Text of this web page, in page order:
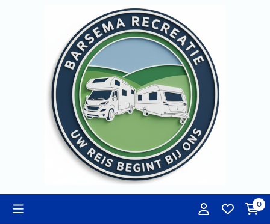
Cookievoorkeuren zijn momenteel gesloten.
0